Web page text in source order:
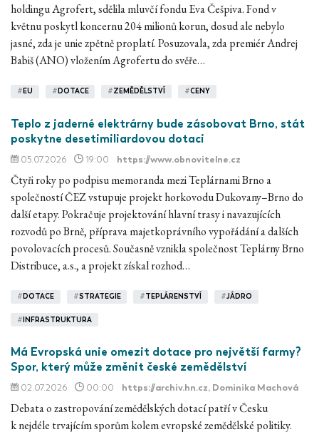
holdingu Agrofert, sdělila mluvčí fondu Eva Češpiva. Fond v
květnu poskytl koncernu 204 milionů korun, dosud ale nebylo
jasné, zda je unie zpětně proplatí. Posuzovala, zda premiér Andrej
Babiš (ANO) vložením Agrofertu do svěře…
#EU #DOTACE #ZEMĚDĚLSTVÍ #CENY
Teplo z jaderné elektrárny bude zásobovat Brno, stát
poskytne desetimiliardovou dotaci
05.07.2026 19:00 https://www.obnovitelne.cz
Čtyři roky po podpisu memoranda mezi Teplárnami Brno a
společností ČEZ vstupuje projekt horkovodu Dukovany–Brno do
další etapy. Pokračuje projektování hlavní trasy i navazujících
rozvodů po Brně, příprava majetkoprávního vypořádání a dalších
povolovacích procesů. Současně vznikla společnost Teplárny Brno
Distribuce, a.s., a projekt získal rozhod…
#DOTACE #STRATEGIE #TEPLÁRENSTVÍ #JÁDRO
# INFRASTRUKTURA
Má Evropská unie omezit dotace pro největší farmy?
Spor, který může změnit české zemědělství
02.07.2026 00:00 https://archiv.hn.cz, Dominika Machová
Debata o zastropování zemědělských dotací patří v Česku
k nejdéle trvajícím sporům kolem evropské zemědělské politiky.